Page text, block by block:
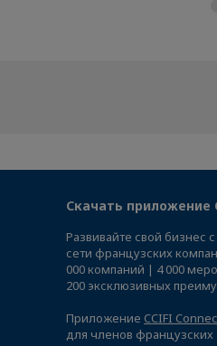
Скачать приложение
Развивайте свой бизнес
сети французских
000 компаний | 4 000
200 эксклюзивных
Приложение CCIFI
для членов